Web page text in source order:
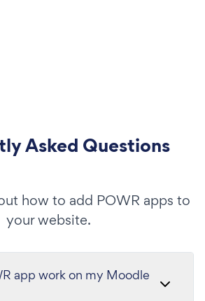
Asked Questions
how to add POWR apps to
your website.
app work on my Moodle